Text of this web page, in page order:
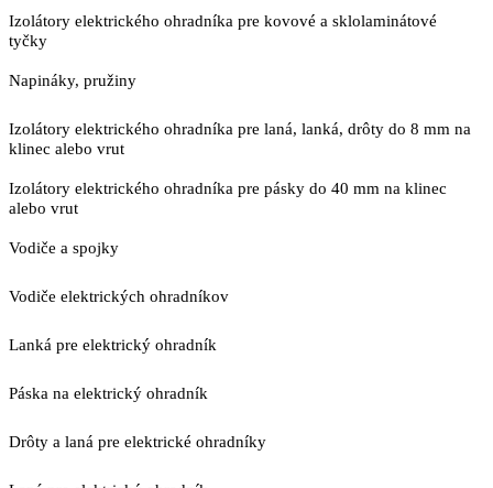
Izolátory elektrického ohradníka pre kovové a sklolaminátové
tyčky
Napináky, pružiny
Izolátory elektrického ohradníka pre laná, lanká, drôty do 8 mm na
klinec alebo vrut
Izolátory elektrického ohradníka pre pásky do 40 mm na klinec
alebo vrut
Vodiče a spojky
Vodiče elektrických ohradníkov
Lanká pre elektrický ohradník
Páska na elektrický ohradník
Drôty a laná pre elektrické ohradníky